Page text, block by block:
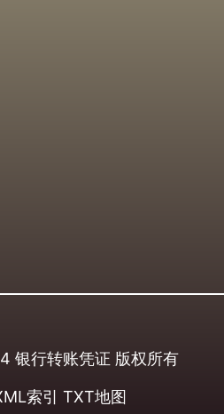
银行转账凭证 版权所有
索引 TXT地图